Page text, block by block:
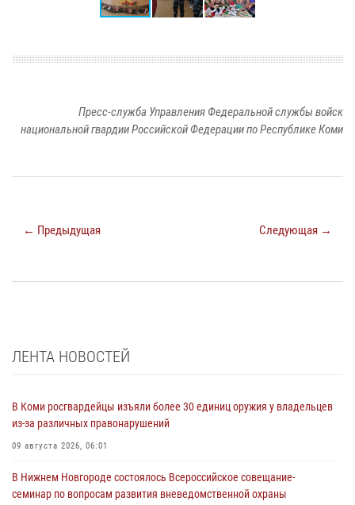
Пресс-служба Управления Федеральной службы войск
национальной гвардии Российской Федерации по Республике Коми
← Предыдущая Следующая →
ЛЕНТА НОВОСТЕЙ
В Коми росгвардейцы изъяли более 30 единиц оружия у владельцев
из-за различных правонарушений
09 августа 2026, 06:01
В Нижнем Новгороде состоялось Всероссийское совещание-
семинар по вопросам развития вневедомственной охраны